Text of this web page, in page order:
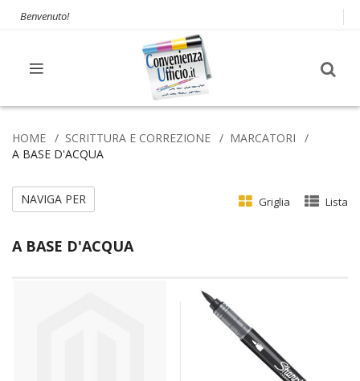
Benvenuto!
HOME SCRITTURA E CORREZIONE
MARCATORI
A BASE D'ACQUA
A BASE D'ACQUA
Griglia Lista
NAVIGA PER